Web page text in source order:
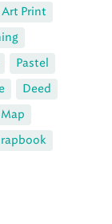
Art Print
Pastel
Deed
Map